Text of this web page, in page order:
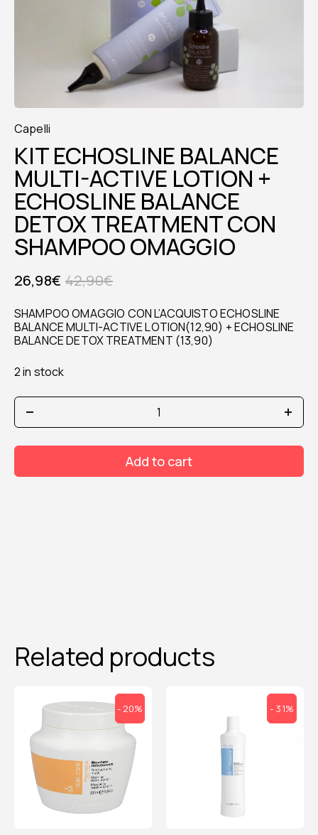
Capelli
KIT ECHOSLINE BALANCE
MULTI-ACTIVE LOTION +
ECHOSLINE BALANCE
DETOX TREATMENT CON
SHAMPOO OMAGGIO
42,90€
26,98€
SHAMPOO OMAGGIO CON L’ACQUISTO ECHOSLINE
BALANCE MULTI-ACTIVE LOTION(12,90) + ECHOSLINE
BALANCE DETOX TREATMENT (13,90)
2 in stock
KIT
ECHOSLINE
MULTI-
LOTION
Add to cart
Related products
- 20% - 31%